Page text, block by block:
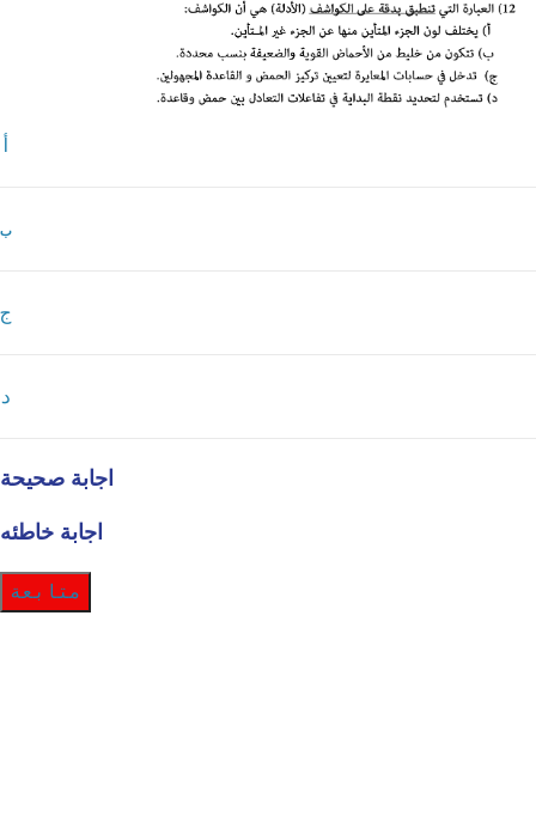
ب
ج
د
اجابة صحيحة
اجابة خاطئه
متابعة